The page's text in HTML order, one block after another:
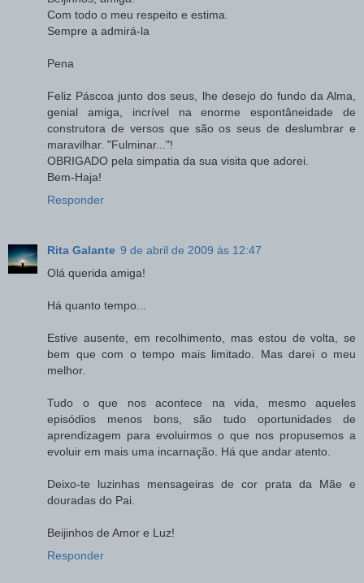
Com todo o meu respeito e estima.
Sempre a admirá-la
Pena
Feliz Páscoa junto dos seus, lhe desejo do fundo da Alma,
genial amiga, incrível na enorme espontâneidade de
construtora de versos que são os seus de deslumbrar e
maravilhar. "Fulminar..."!
OBRIGADO pela simpatia da sua visita que adorei.
Bem-Haja!
Responder
Rita Galante 9 de abril de 2009 às 12:47
Olá querida amiga!
Há quanto tempo...
Estive ausente, em recolhimento, mas estou de volta, se
bem que com o tempo mais limitado. Mas darei o meu
melhor.
Tudo o que nos acontece na vida, mesmo aqueles
episódios menos bons, são tudo oportunidades de
aprendizagem para evoluirmos o que nos propusemos a
evoluir em mais uma incarnação. Há que andar atento.
Deixo-te luzinhas mensageiras de cor prata da Mãe e
douradas do Pai.
Beijinhos de Amor e Luz!
Responder